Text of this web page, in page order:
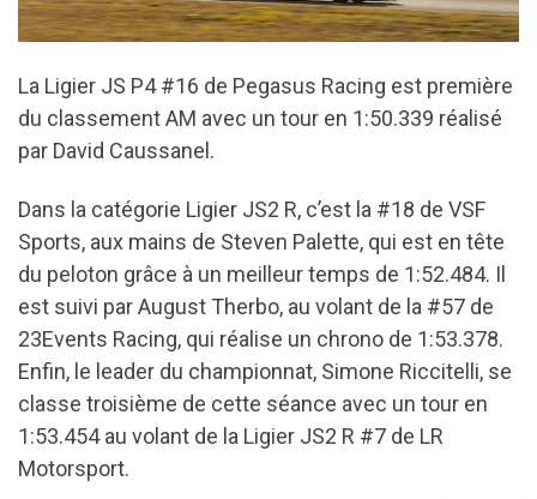
La Ligier JS P4 #16 de Pegasus Racing est première
du classement AM avec un tour en 1:50.339 réalisé
par David Caussanel.
Dans la catégorie Ligier JS2 R, c’est la #18 de VSF
Sports, aux mains de Steven Palette, qui est en tête
du peloton grâce à un meilleur temps de 1:52.484. Il
est suivi par August Therbo, au volant de la #57 de
23Events Racing, qui réalise un chrono de 1:53.378.
Enfin, le leader du championnat, Simone Riccitelli, se
classe troisième de cette séance avec un tour en
1:53.454 au volant de la Ligier JS2 R #7 de LR
Motorsport.